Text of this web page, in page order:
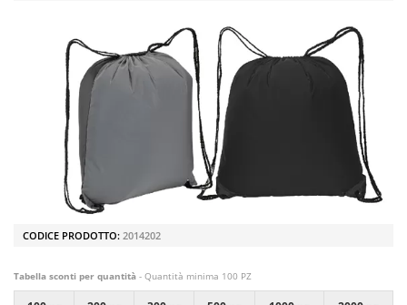
CODICE PRODOTTO: 2014202
Tabella sconti per quantità - Quantità minima 100 PZ